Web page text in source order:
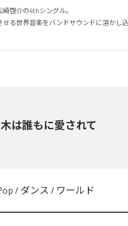
啓介の4thシングル。
せる世界音楽をバンドサウンドに溶かし
は誰もに愛されて
/ ダンス / ワールド